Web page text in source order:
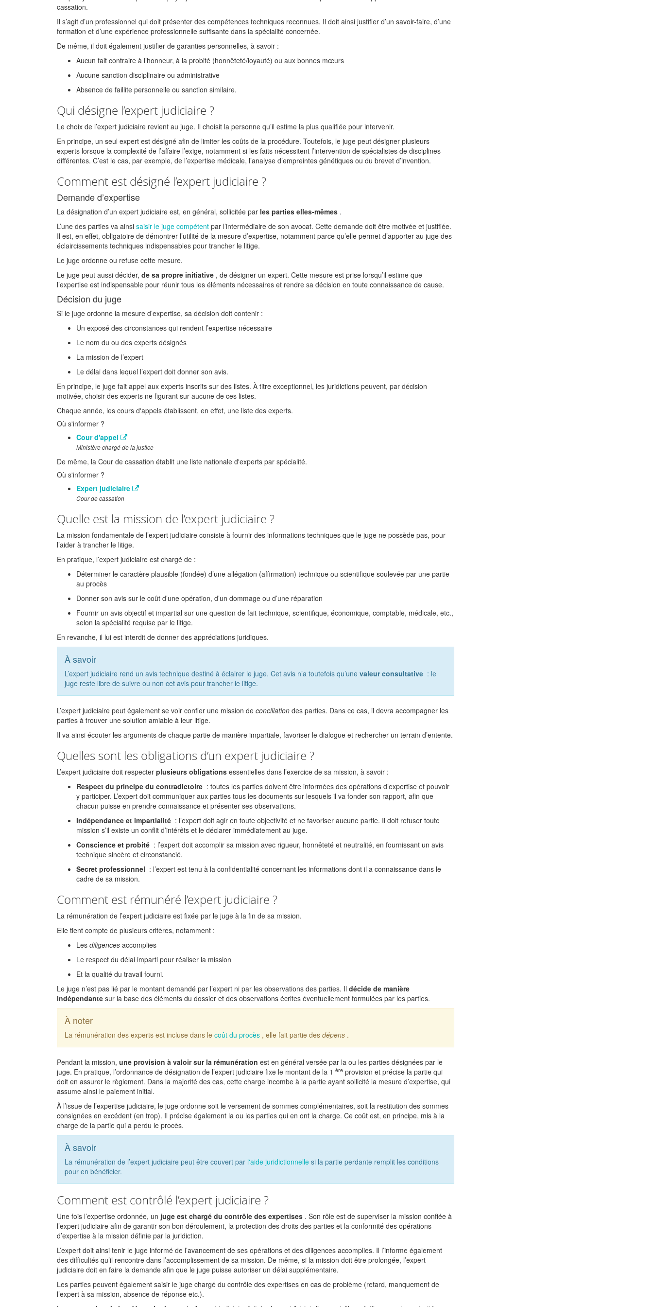
cassation.
Il s’agit d’un professionnel qui doit présenter des compétences techniques reconnues. Il doit ainsi justifier d’un savoir-faire, d’une
formation et d’une expérience professionnelle suffisante dans la spécialité concernée.
De même, il doit également justifier de garanties personnelles, à savoir :
Aucun fait contraire à l’honneur, à la probité (honnêteté/loyauté) ou aux bonnes mœurs
Aucune sanction disciplinaire ou administrative
Absence de faillite personnelle ou sanction similaire.
Qui désigne l’expert judiciaire ?
Le choix de l’expert judiciaire revient au juge. Il choisit la personne qu’il estime la plus qualifiée pour intervenir.
En principe, un seul expert est désigné afin de limiter les coûts de la procédure. Toutefois, le juge peut désigner plusieurs
experts lorsque la complexité de l’affaire l’exige, notamment si les faits nécessitent l’intervention de spécialistes de disciplines
différentes. C’est le cas, par exemple, de l’expertise médicale, l’analyse d’empreintes génétiques ou du brevet d’invention.
Comment est désigné l’expert judiciaire ?
Demande d’expertise
La désignation d’un expert judiciaire est, en général, sollicitée par les parties elles-mêmes .
L’une des parties va ainsi saisir le juge compétent par l’intermédiaire de son avocat. Cette demande doit être motivée et justifiée.
Il est, en effet, obligatoire de démontrer l’utilité de la mesure d’expertise, notamment parce qu’elle permet d’apporter au juge des
éclaircissements techniques indispensables pour trancher le litige.
Le juge ordonne ou refuse cette mesure.
Le juge peut aussi décider, de sa propre initiative , de désigner un expert. Cette mesure est prise lorsqu’il estime que
l’expertise est indispensable pour réunir tous les éléments nécessaires et rendre sa décision en toute connaissance de cause.
Décision du juge
Si le juge ordonne la mesure d’expertise, sa décision doit contenir :
Un exposé des circonstances qui rendent l’expertise nécessaire
Le nom du ou des experts désignés
La mission de l’expert
Le délai dans lequel l’expert doit donner son avis.
En principe, le juge fait appel aux experts inscrits sur des listes. À titre exceptionnel, les juridictions peuvent, par décision
motivée, choisir des experts ne figurant sur aucune de ces listes.
Chaque année, les cours d'appels établissent, en effet, une liste des experts.
Où s'informer ?
Cour d'appel
Ministère chargé de la justice
De même, la Cour de cassation établit une liste nationale d'experts par spécialité.
Où s'informer ?
Expert judiciaire
Cour de cassation
Quelle est la mission de l’expert judiciaire ?
La mission fondamentale de l’expert judiciaire consiste à fournir des informations techniques que le juge ne possède pas, pour
l’aider à trancher le litige.
En pratique, l’expert judiciaire est chargé de :
Déterminer le caractère plausible (fondée) d’une allégation (affirmation) technique ou scientifique soulevée par une partie
au procès
Donner son avis sur le coût d’une opération, d’un dommage ou d’une réparation
Fournir un avis objectif et impartial sur une question de fait technique, scientifique, économique, comptable, médicale, etc.,
selon la spécialité requise par le litige.
En revanche, il lui est interdit de donner des appréciations juridiques.
À savoir
L’expert judiciaire rend un avis technique destiné à éclairer le juge. Cet avis n’a toutefois qu’une valeur consultative : le
juge reste libre de suivre ou non cet avis pour trancher le litige.
L’expert judiciaire peut également se voir confier une mission de conciliation des parties. Dans ce cas, il devra accompagner les
parties à trouver une solution amiable à leur litige.
Il va ainsi écouter les arguments de chaque partie de manière impartiale, favoriser le dialogue et rechercher un terrain d’entente.
Quelles sont les obligations d’un expert judiciaire ?
L’expert judiciaire doit respecter plusieurs obligations essentielles dans l’exercice de sa mission, à savoir :
Respect du principe du contradictoire : toutes les parties doivent être informées des opérations d’expertise et pouvoir
y participer. L’expert doit communiquer aux parties tous les documents sur lesquels il va fonder son rapport, afin que
chacun puisse en prendre connaissance et présenter ses observations.
Indépendance et impartialité : l’expert doit agir en toute objectivité et ne favoriser aucune partie. Il doit refuser toute
mission s’il existe un conflit d’intérêts et le déclarer immédiatement au juge.
Conscience et probité : l’expert doit accomplir sa mission avec rigueur, honnêteté et neutralité, en fournissant un avis
technique sincère et circonstancié.
Secret professionnel : l’expert est tenu à la confidentialité concernant les informations dont il a connaissance dans le
cadre de sa mission.
Comment est rémunéré l’expert judiciaire ?
La rémunération de l’expert judiciaire est fixée par le juge à la fin de sa mission.
Elle tient compte de plusieurs critères, notamment :
Les diligences accomplies
Le respect du délai imparti pour réaliser la mission
Et la qualité du travail fourni.
Le juge n’est pas lié par le montant demandé par l’expert ni par les observations des parties. Il décide de manière
indépendante sur la base des éléments du dossier et des observations écrites éventuellement formulées par les parties.
À noter
La rémunération des experts est incluse dans le coût du procès , elle fait partie des dépens .
Pendant la mission, une provision à valoir sur la rémunération est en général versée par la ou les parties désignées par le
juge. En pratique, l’ordonnance de désignation de l’expert judiciaire fixe le montant de la 1 ère provision et précise la partie qui
doit en assurer le règlement. Dans la majorité des cas, cette charge incombe à la partie ayant sollicité la mesure d’expertise, qui
assume ainsi le paiement initial.
À l’issue de l’expertise judiciaire, le juge ordonne soit le versement de sommes complémentaires, soit la restitution des sommes
consignées en excédent (en trop). Il précise également la ou les parties qui en ont la charge. Ce coût est, en principe, mis à la
charge de la partie qui a perdu le procès.
À savoir
La rémunération de l’expert judiciaire peut être couvert par l'aide juridictionnelle si la partie perdante remplit les conditions
pour en bénéficier.
Comment est contrôlé l’expert judiciaire ?
Une fois l’expertise ordonnée, un juge est chargé du contrôle des expertises . Son rôle est de superviser la mission confiée à
l’expert judiciaire afin de garantir son bon déroulement, la protection des droits des parties et la conformité des opérations
d’expertise à la mission définie par la juridiction.
L’expert doit ainsi tenir le juge informé de l’avancement de ses opérations et des diligences accomplies. Il l’informe également
des difficultés qu’il rencontre dans l’accomplissement de sa mission. De même, si la mission doit être prolongée, l’expert
judiciaire doit en faire la demande afin que le juge puisse autoriser un délai supplémentaire.
Les parties peuvent également saisir le juge chargé du contrôle des expertises en cas de problème (retard, manquement de
l’expert à sa mission, absence de réponse etc.).